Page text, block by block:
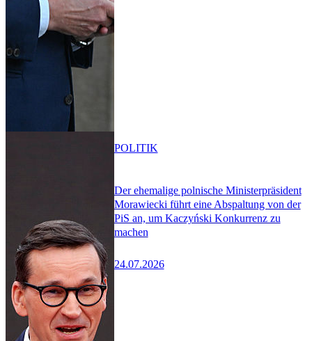
Der ehemalige polnische Ministerpräsident
Morawiecki führt eine Abspaltung von der
PiS an, um Kaczyński Konkurrenz zu
machen
24.07.2026
POLITIK